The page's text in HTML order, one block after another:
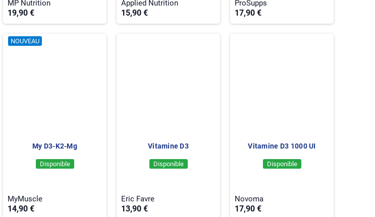
MP Nutrition
19,90 €
Applied Nutrition
15,90 €
ProSupps
17,90 €
NOUVEAU
My D3-K2-Mg
Disponible
MyMuscle
14,90 €
Vitamine D3
Disponible
Eric Favre
13,90 €
Vitamine D3 1000 UI
Disponible
Novoma
17,90 €